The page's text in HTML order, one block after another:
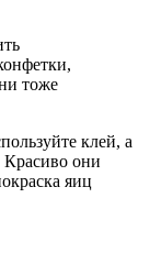
тоже
клей, а
Красиво они
яиц